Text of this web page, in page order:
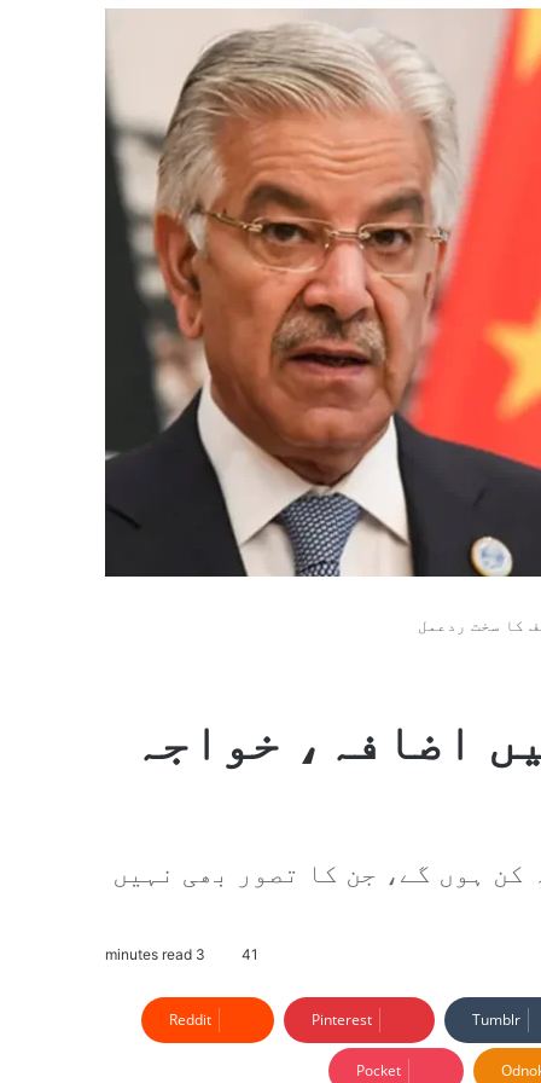
کا سخت ردعمل
اضافہ، خواجہ
کن ہوں گے، جن کا تصور بھی نہیں
41
Tumblr
Pinterest
Reddit
Pocket